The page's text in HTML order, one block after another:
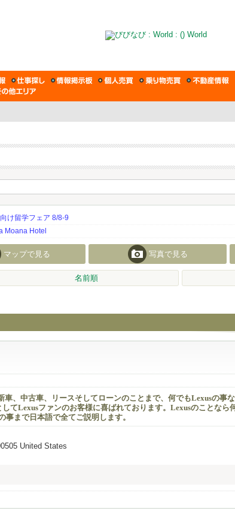
け留学フェア 8/8-9
Moana Hotel
マップで見る 写真で見る
名前順
、中古車、リースそしてローンのことまで、何でもLexusの事
てLexusファンのお客様に喜ばれております。Lexusのことなら
まで日本語で全てご説明します。
United States